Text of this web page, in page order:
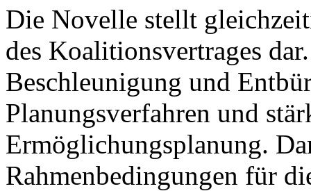
Die Novelle stellt
des Koalitionsvertrages
Beschleunigung und
Planungsverfahren und
Ermöglichungsplanung.
Rahmenbedingungen für